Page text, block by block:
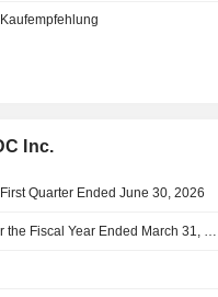
Inc.
Quarter Ended June 30, 2026